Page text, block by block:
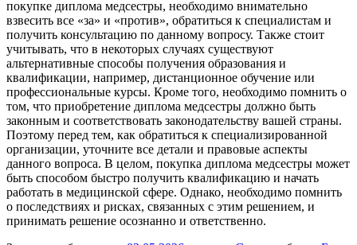
покупке диплома медсестры, необходимо внимательно
взвесить все «за» и «против», обратиться к специалистам и
получить консультацию по данному вопросу. Также стоит
учитывать, что в некоторых случаях существуют
альтернативные способы получения образования и
квалификации, например, дистанционное обучение или
профессиональные курсы. Кроме того, необходимо помнить о
том, что приобретение диплома медсестры должно быть
законным и соответствовать законодательству вашей страны.
Поэтому перед тем, как обратиться к специализированной
организации, уточните все детали и правовые аспекты
данного вопроса. В целом, покупка диплома медсестры может
быть способом быстро получить квалификацию и начать
работать в медицинской сфере. Однако, необходимо помнить
о последствиях и рисках, связанных с этим решением, и
принимать решение осознанно и ответственно.